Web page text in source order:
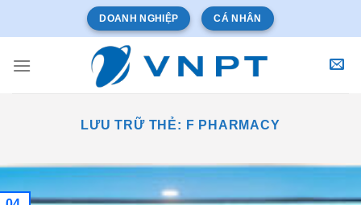
dung
DOANH NGHIỆP CÁ NHÂN
LƯU TRỮ THẺ: F PHARMACY